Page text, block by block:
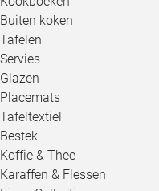
Buiten koken
Tafelen
Servies
Glazen
Placemats
Tafeltextiel
Bestek
Koffie & Thee
Karaffen & Flessen